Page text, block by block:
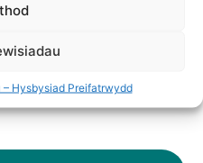
Hysbysiad Preifatrwydd